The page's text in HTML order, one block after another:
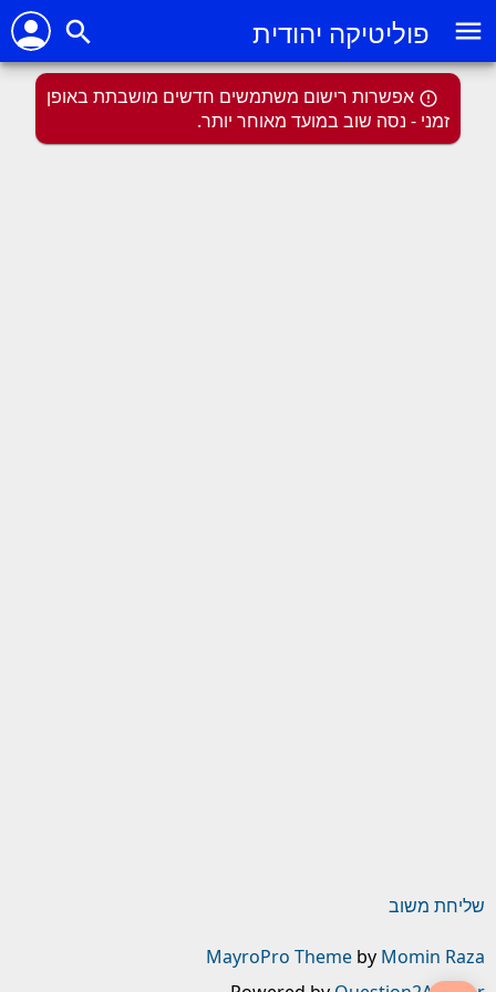
פוליטיקה יהודית menu
search
person
אפשרות רישום משתמשים חדשים מושבתת באופן
זמני - נסה שוב במועד מאוחר יותר.
שליחת משוב
MayroPro Theme by Momin Raza